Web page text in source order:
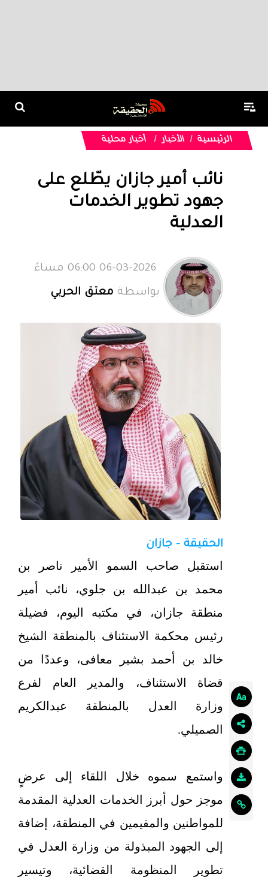
الرئيسية الأخبار أخبار محلية
نائب أمير جازان يطّلع على
جهود تطوير الخدمات
العدلية
بواسطة معتق الحربي
الحقيقة - جازان
استقبل صاحب السمو الأمير ناصر بن
محمد بن عبدالله بن جلوي، نائب أمير
منطقة جازان، في مكتبه اليوم، فضيلة
رئيس محكمة الاستئناف بالمنطقة الشيخ
خالد بن أحمد بشير معافى، وعددًا من
قضاة الاستئناف، والمدير العام لفرع
وزارة العدل بالمنطقة عبدالكريم
الصميلي.
واستمع سموه خلال اللقاء إلى عرضٍ
موجز حول أبرز الخدمات العدلية المقدمة
للمواطنين والمقيمين في المنطقة، إضافة
إلى الجهود المبذولة من وزارة العدل في
تطوير المنظومة القضائية، وتيسير